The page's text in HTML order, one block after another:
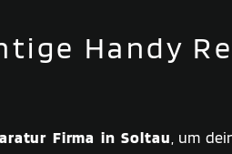
Handy
Firma in Soltau , um